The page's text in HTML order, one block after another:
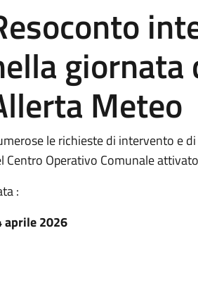
Meteo
le richieste di intervento e
Centro Operativo Comunale
:
aprile 2026